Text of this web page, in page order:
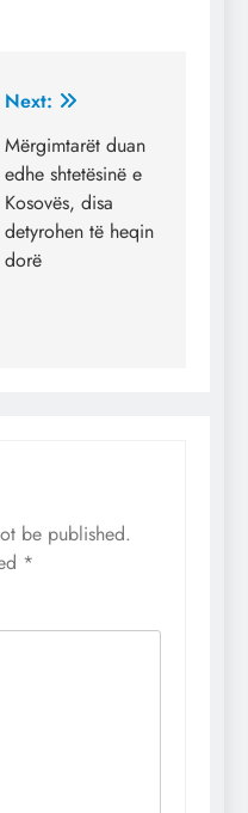
Next:
Mërgimtarët duan
edhe shtetësinë e
Kosovës, disa
detyrohen të heqin
dorë
be published.
*